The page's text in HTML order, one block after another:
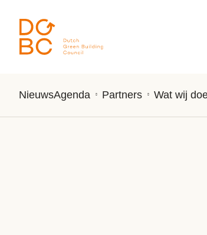
NieuwsAgenda Partners Wat wij